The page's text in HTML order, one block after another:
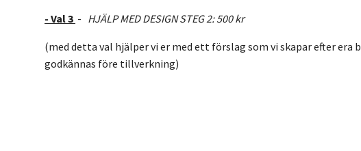
- Val 3 - HJÄLP MED DESIGN STEG 2: 500 kr
(med detta val hjälper vi er med ett förslag som vi skapar efter
godkännas före tillverkning)